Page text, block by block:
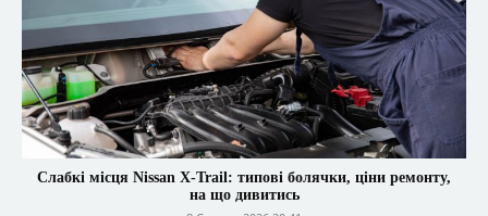
Слабкі місця Nissan X-Trail: типові болячки, ціни ремонту,
на що дивитись